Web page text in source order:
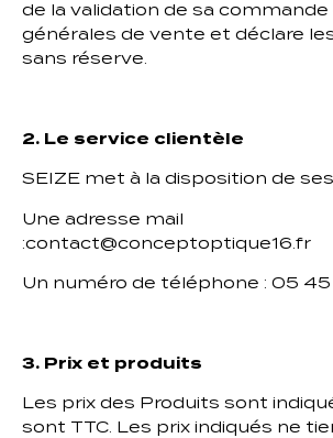
de la validation de sa
générales de vente et déclare
sans réserve.
2. Le service clientèle
SEIZE met à la disposition de
Une adresse mail
:contact@conceptoptique16.fr
Un numéro de téléphone : 05 45
3. Prix et produits
Les prix des Produits sont
sont TTC. Les prix indiqués ne